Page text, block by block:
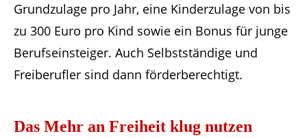
Grundzulage pro Jahr, eine Kinderzulage von bis
zu 300 Euro pro Kind sowie ein Bonus für junge
Berufseinsteiger. Auch Selbstständige und
Freiberufler sind dann förderberechtigt.
Das Mehr an Freiheit klug nutzen